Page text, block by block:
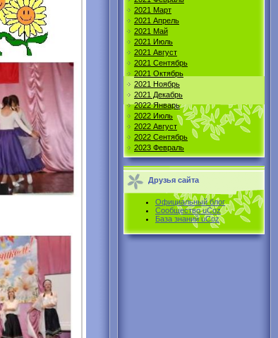
2021 Март
2021 Апрель
2021 Май
2021 Июль
2021 Август
2021 Сентябрь
2021 Октябрь
2021 Ноябрь
2021 Декабрь
2022 Январь
2022 Июль
2022 Август
2022 Сентябрь
2023 Февраль
Друзья сайта
Официальный блог
Сообщество uCoz
База знаний uCoz